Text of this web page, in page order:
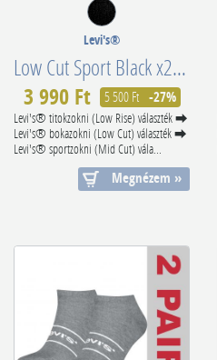
Levi's®
Low Cut Sport Black x2 Superior Cotton 701203953006
3 990 Ft 5 500 Ft -27%
Levi's® titokzokni (Low Rise) választék ⮕
Levi's® bokazokni (Low Cut) választék ⮕
Levi's® sportzokni (Mid Cut) vála...
Megnézem »